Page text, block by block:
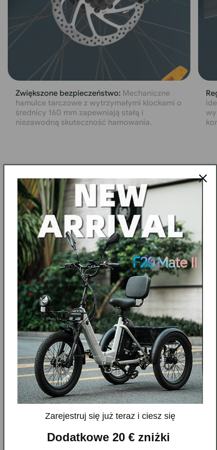
Zwiększone bezpieczeństwo: Mechaniczne
hamulce tarczowe z wytrzymałymi klockami o
średnicy 160 mm zapewniają stałą i
niezawodną skuteczność hamowania.
Wszystkie specyfikacje,
które musisz znać
Rozmiar i
dopasowanie
Specyfikacja
techniczna
Specyfikacje
Zarejestruj się już teraz i ciesz się
Dodatkowe 20 € zniżki